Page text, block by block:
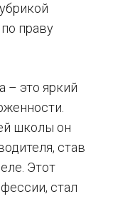
праву
– это яркий
школы он
став
Этот
стал